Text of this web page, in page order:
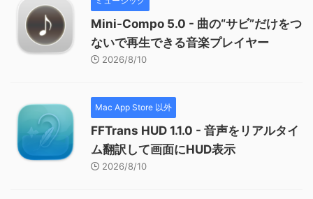
Mini-Compo 5.0 - 曲の“サビ”だけをつ
ないで再生できる音楽プレイヤー
2026/8/10
Mac App Store 以外
FFTrans HUD 1.1.0 - 音声をリアルタイ
ム翻訳して画面にHUD表示
2026/8/10